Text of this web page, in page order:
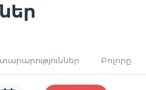
Բոլորը